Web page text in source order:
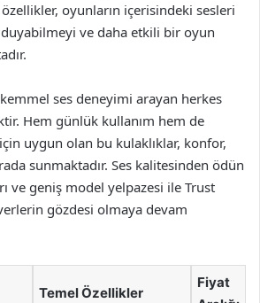
özellikler, oyunların içerisindeki sesleri
ve daha etkili bir oyun
ses deneyimi arayan herkes
Hem günlük kullanım hem de
uygun olan bu kulaklıklar, konfor,
sunmaktadır. Ses kalitesinden ödün
ve geniş model yelpazesi ile Trust
gözdesi olmaya devam
Temel Özellikler
Fiyat